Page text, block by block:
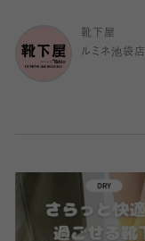
靴下屋
ルミネ池袋店